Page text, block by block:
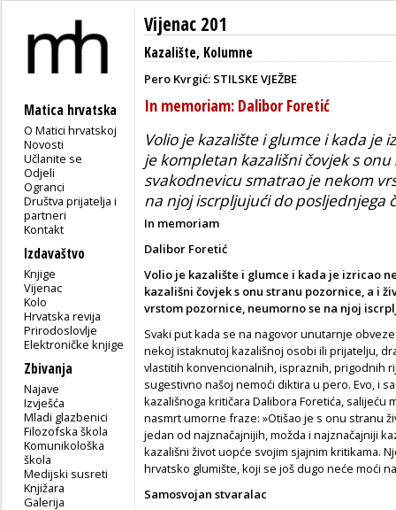
Matica hrvatska
O Matici hrvatskoj
Novosti
Učlanite se
Odjeli
Ogranci
Društva prijatelja i
partneri
Kontakt
Izdavaštvo
Knjige
Vijenac
Kolo
Hrvatska revija
Prirodoslovlje
Elektroničke knjige
Zbivanja
Najave
Izvješća
Mladi glazbenici
Filozofska škola
Komunikološka
škola
Medijski susreti
Knjižara
Galerija
Vijenac 201
Kazalište, Kolumne
Pero Kvrgić: STILSKE VJEŽBE
In memoriam: Dalibor Foretić
Volio je kazalište i glumce i kada je
je kompletan kazališni čovjek s
svakodnevicu smatrao je nekom
na njoj iscrpljujući do posljednjega
In memoriam
Dalibor Foretić
Volio je kazalište i glumce i kada je izricao
kazališni čovjek s onu stranu pozornice, a i
vrstom pozornice, neumorno se na njoj
Svaki put kada se na nagovor unutarnje
nekoj istaknutoj kazališnoj osobi ili prijatelju,
vlastitih konvencionalnih, ispraznih, prigodnih
sugestivno našoj nemoći diktira u pero. Evo, i
kazališnoga kritičara Dalibora Foretića,
nasmrt umorne fraze: »Otišao je s onu stranu
jedan od najznačajnijih, možda i najznačajniji
kazališni život uopće svojim sjajnim kritikama.
hrvatsko glumište, koji se još dugo neće moći
Samosvojan stvaralac